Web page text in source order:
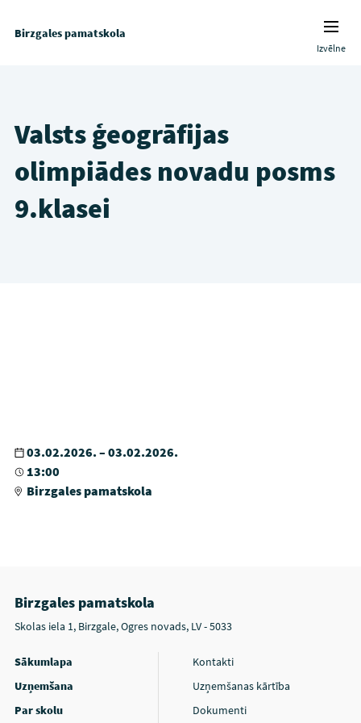
Birzgales pamatskola
Izvēlne
Valsts ģeogrāfijas
olimpiādes novadu posms
9.klasei
03.02.2026. – 03.02.2026.
13:00
Birzgales pamatskola
Birzgales pamatskola
Skolas iela 1, Birzgale, Ogres novads, LV - 5033
Sākumlapa
Uzņemšana
Par skolu
Kontakti
Uzņemšanas kārtība
Dokumenti